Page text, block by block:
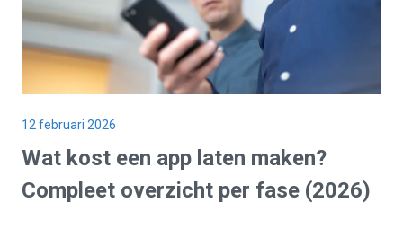
12 februari 2026
Wat kost een app laten maken?
Compleet overzicht per fase (2026)